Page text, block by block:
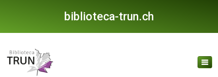
biblioteca-trun.ch